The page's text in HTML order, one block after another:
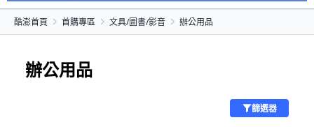
酷澎首頁 首購專區 文具/圖書/影音 辦公用品
辦公用品
篩選器